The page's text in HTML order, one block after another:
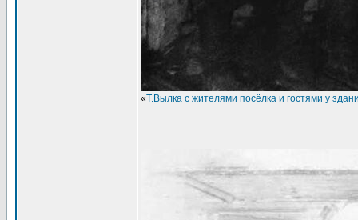
«Т.Вылка с жителями посёлка и гостями у